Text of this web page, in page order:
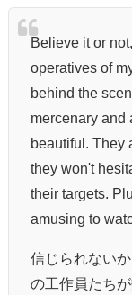
Believe it or
operatives of
behind the
mercenary and
beautiful. They
they won't
their targets.
amusing to
信じられない
の工作員たち